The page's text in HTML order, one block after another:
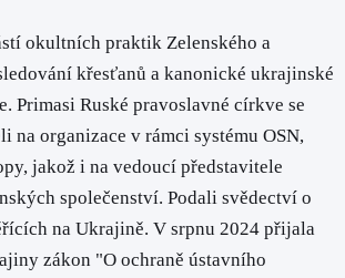
okultních praktik Zelenského a
křesťanů a kanonické ukrajinské
Primasi Ruské pravoslavné církve se
na organizace v rámci systému OSN,
jakož i na vedoucí představitele
společenství. Podali svědectví o
na Ukrajině. V srpnu 2024 přijala
zákon "O ochraně ústavního